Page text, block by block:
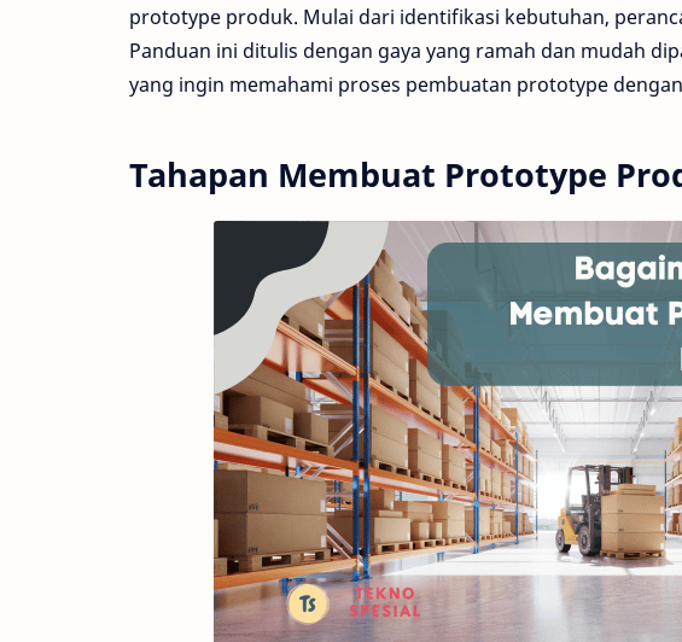
prototype produk. Mulai dari identifikasi kebutuhan,
Panduan ini ditulis dengan gaya yang ramah dan mudah
yang ingin memahami proses pembuatan prototype
Tahapan Membuat Prototype